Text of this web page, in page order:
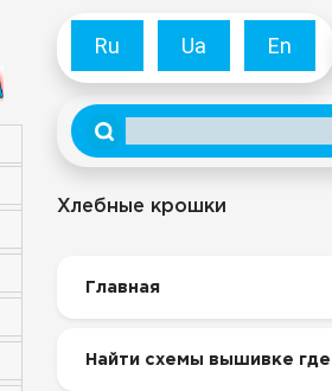
Ru Ua En
Хлебные крошки
Главная
Найти схемы вышивке